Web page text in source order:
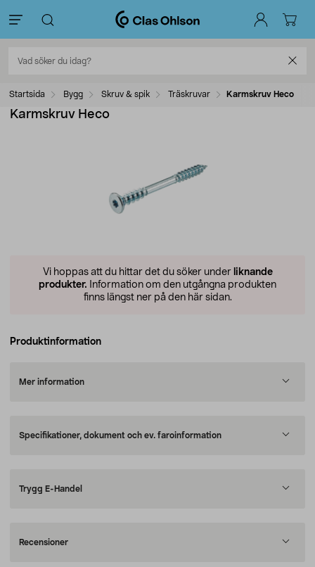
Startsida Bygg Skruv & spik Träskruvar Karmskruv Heco
Karmskruv Heco
Vi hoppas att du hittar det du söker under liknande
produkter. Information om den utgångna produkten
finns längst ner på den här sidan.
Produktinformation
Mer information
Specifikationer, dokument och ev. faroinformation
Trygg E-Handel
Recensioner